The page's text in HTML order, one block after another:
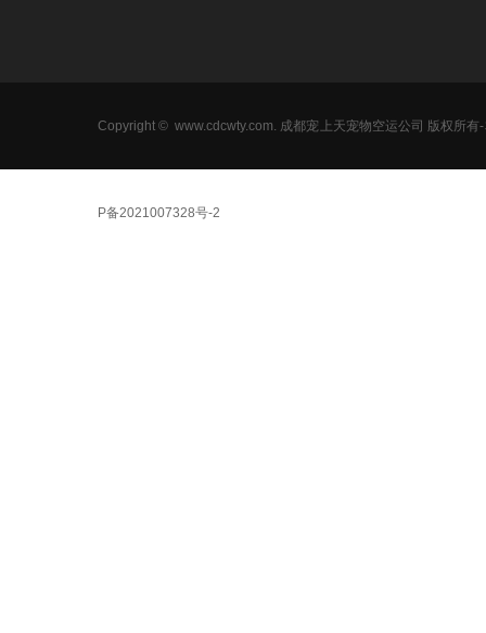
Copyright © www.cdcwty.com . 成都宠上天宠物空运公司 版权所
P备2021007328号-2